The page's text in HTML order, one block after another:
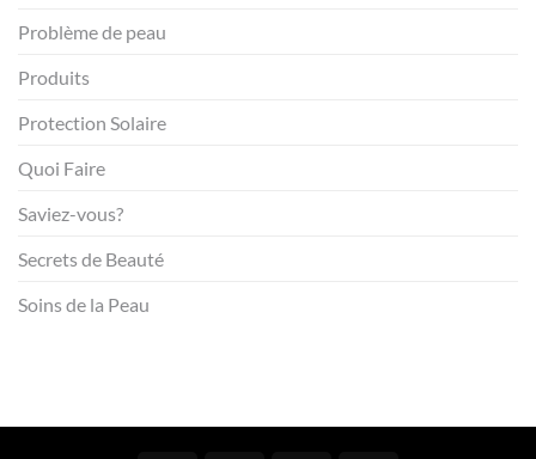
Problème de peau
Produits
Protection Solaire
Quoi Faire
Saviez-vous?
Secrets de Beauté
Soins de la Peau